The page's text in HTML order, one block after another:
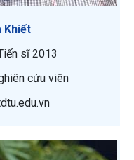
Khiết
sĩ 2013
cứu viên